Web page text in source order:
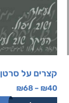
קצרים על סרטן
₪40
–
₪68